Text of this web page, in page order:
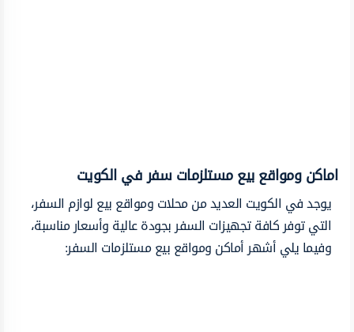
اماكن ومواقع بيع مستلزمات سفر في الكويت
يوجد في الكويت العديد من محلات ومواقع بيع لوازم السفر،
التي توفر كافة تجهيزات السفر بجودة عالية وأسعار مناسبة،
وفيما يلي أشهر أماكن ومواقع بيع مستلزمات السفر: